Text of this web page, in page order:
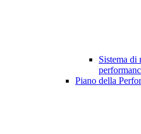
Sistema di
Piano della